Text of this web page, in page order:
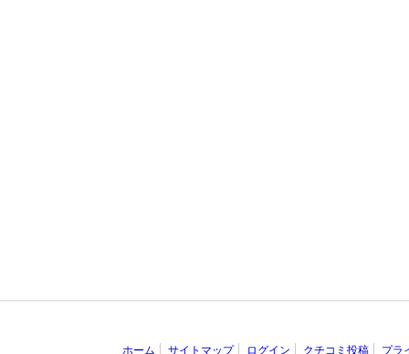
ホーム サイトマップ ログイン クチコミ投稿 プラ